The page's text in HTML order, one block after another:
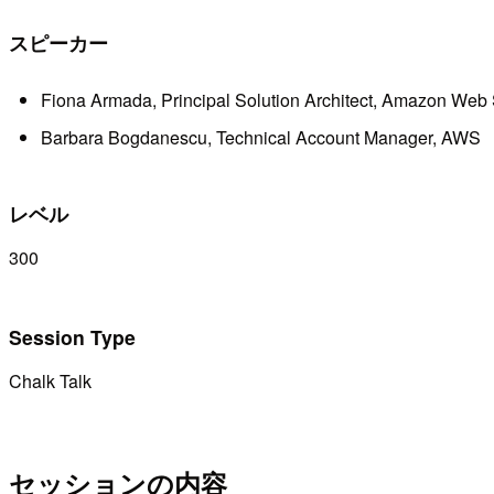
スピーカー
Fiona Armada, Principal Solution Architect, Amazon Web
Barbara Bogdanescu, Technical Account Manager, AWS
レベル
300
Session Type
Chalk Talk
セッションの内容